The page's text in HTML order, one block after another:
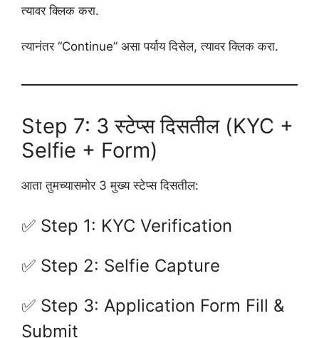
त्यावर क्लिक करा.
त्यानंतर “Continue” असा पर्याय दिसेल, त्यावर क्लिक करा.
Step 7: 3 स्टेप्स दिसतील (KYC +
Selfie + Form)
आता तुमच्यासमोर 3 मुख्य स्टेप्स दिसतील:
✅ Step 1: KYC Verification
✅ Step 2: Selfie Capture
✅ Step 3: Application Form Fill &
Submit